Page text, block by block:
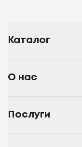
Каталог
О нас
Послуги